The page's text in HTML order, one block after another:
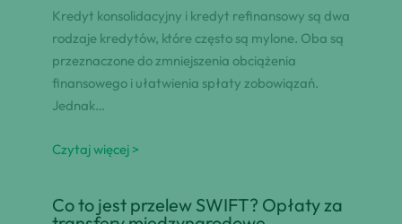
Kredyt konsolidacyjny i kredyt refinansowy są dwa
rodzaje kredytów, które często są mylone. Oba są
przeznaczone do zmniejszenia obciążenia
finansowego i ułatwienia spłaty zobowiązań.
Jednak…
Czytaj więcej >
Co to jest przelew SWIFT? Opłaty za